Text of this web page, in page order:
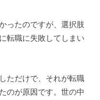
ったのですが、選択肢
転職に失敗してしまい
ただけで、それが転職
のが原因です。世の中